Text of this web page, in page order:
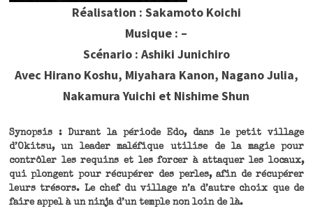
Réalisation : Sakamoto Koichi
Musique : –
Scénario : Ashiki Junichiro
Avec Hirano Koshu, Miyahara Kanon, Nagano Julia,
Nakamura Yuichi et Nishime Shun
Synopsis : Durant la période Edo, dans le petit village
d’Okitsu, un leader maléfique utilise de la magie pour
contrôler les requins et les forcer à attaquer les locaux,
qui plongent pour récupérer des perles, afin de récupérer
leurs trésors. Le chef du village n’a d’autre choix que de
faire appel à un ninja d’un temple non loin de là.